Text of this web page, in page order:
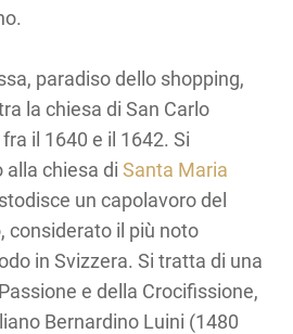
paradiso dello shopping,
la chiesa di San Carlo
il 1640 e il 1642. Si
alla chiesa di Santa Maria
un capolavoro del
considerato il più noto
in Svizzera. Si tratta di una
e della Crocifissione,
Bernardino Luini (1480